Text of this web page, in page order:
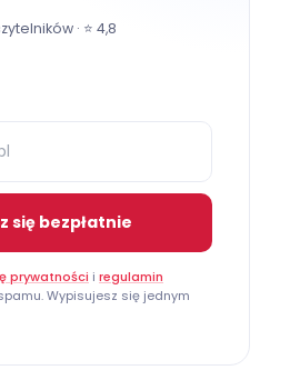
· ⭐ 4,8
się bezpłatnie
prywatności i regulamin
Wypisujesz się jednym